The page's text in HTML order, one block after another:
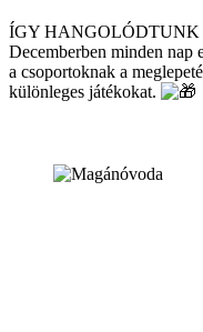
ÍGY HANGOLÓDTUNK
Decemberben minden nap
a csoportoknak a
különleges játékokat.